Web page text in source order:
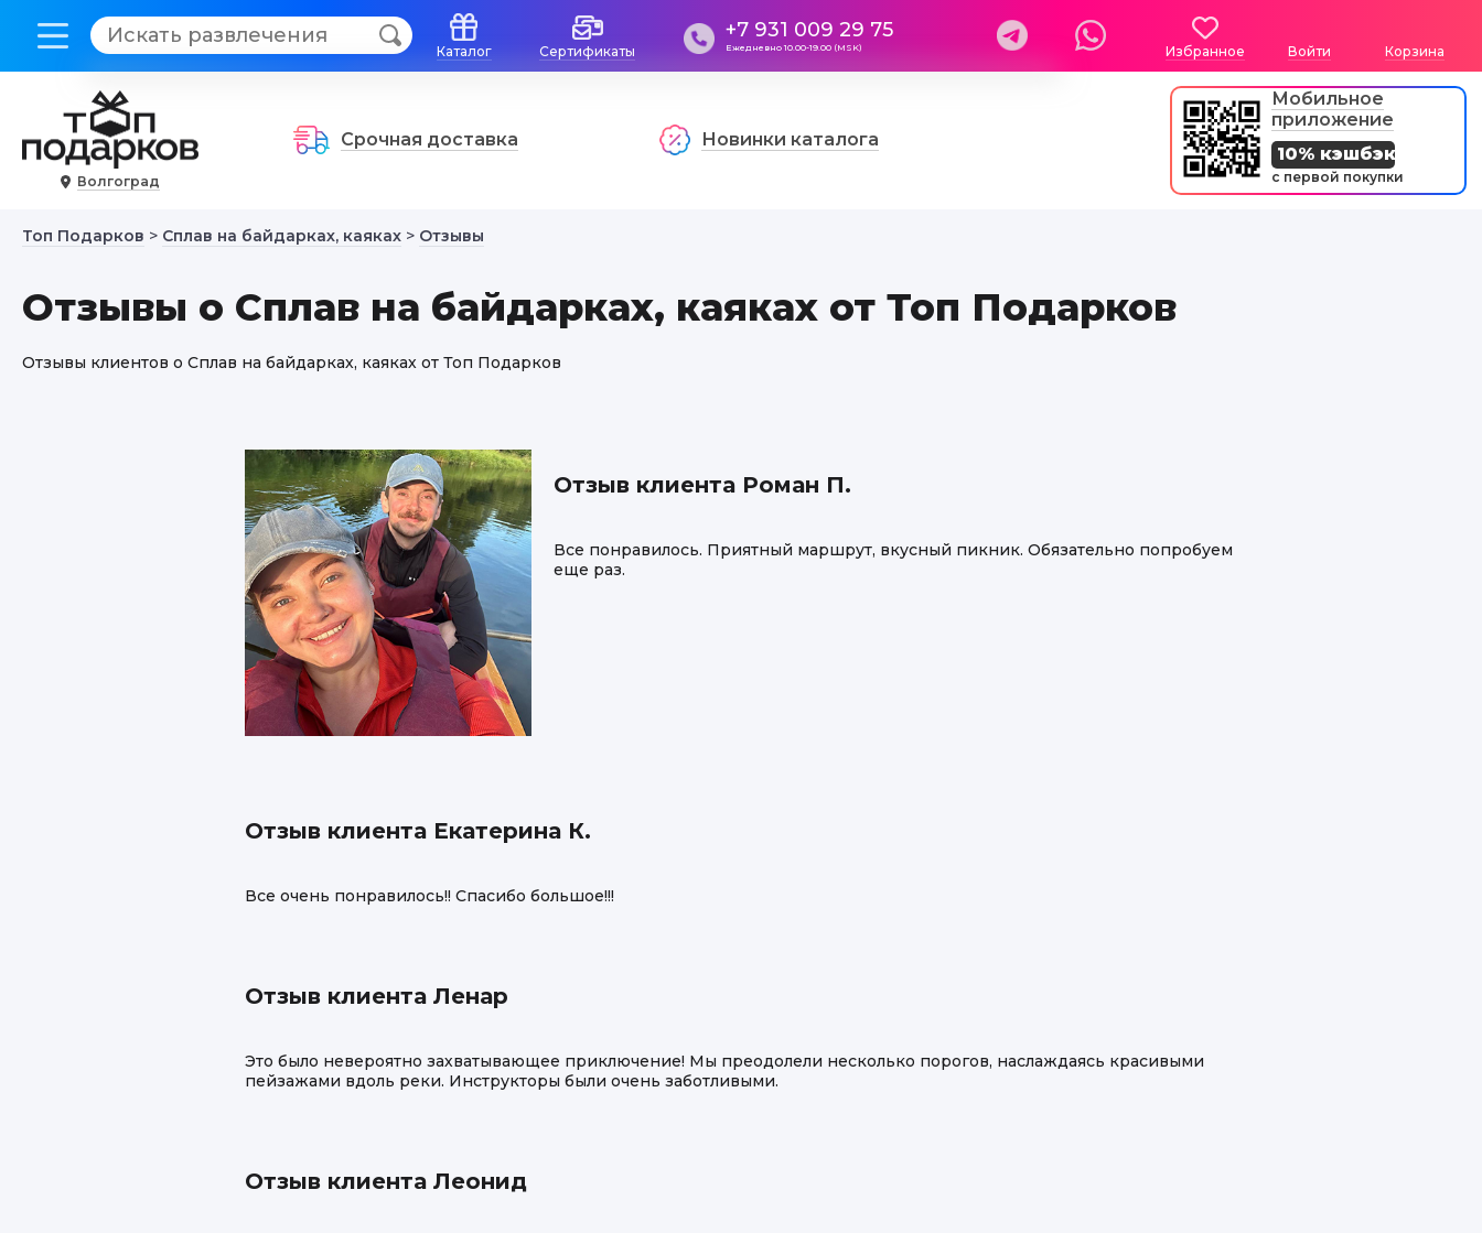
Каталог Сертификаты
+7 931 009 29 75
Ежедневно 10.00-19.00 (MSK) Избранное Войти Корзина
Волгоград
Срочная доставка Новинки каталога
Мобильное
приложение
10% кэшбэк
с первой покупки
Топ Подарков > Сплав на байдарках, каяках > Отзывы
Отзывы о Сплав на байдарках, каяках от Топ Подарков
Отзывы клиентов о Сплав на байдарках, каяках от Топ Подарков
Отзыв клиента Роман П.
Все понравилось. Приятный маршрут, вкусный пикник. Обязательно попробуем
еще раз.
Отзыв клиента Екатерина К.
Все очень понравилось!! Спасибо большое!!!
Отзыв клиента Ленар
Это было невероятно захватывающее приключение! Мы преодолели несколько порогов, наслаждаясь красивыми
пейзажами вдоль реки. Инструкторы были очень заботливыми.
Отзыв клиента Леонид